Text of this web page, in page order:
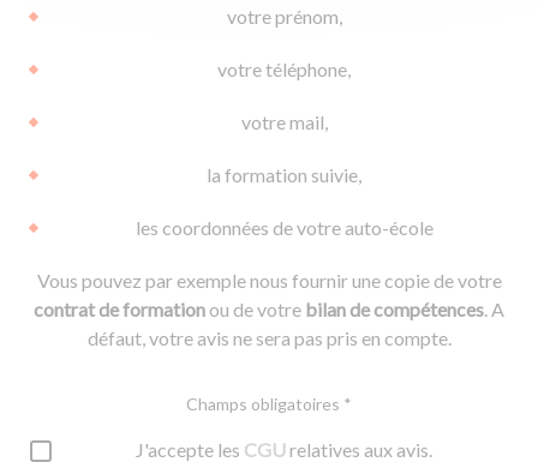
votre prénom,
votre téléphone,
votre mail,
la formation suivie,
les coordonnées de votre auto-école
Vous pouvez par exemple nous fournir une copie de votre
contrat de formationou de votre bilan de compétences. A
défaut, votre avis ne sera pas pris en compte.
Champs obligatoires *
J'accepte les CGUrelatives aux avis.